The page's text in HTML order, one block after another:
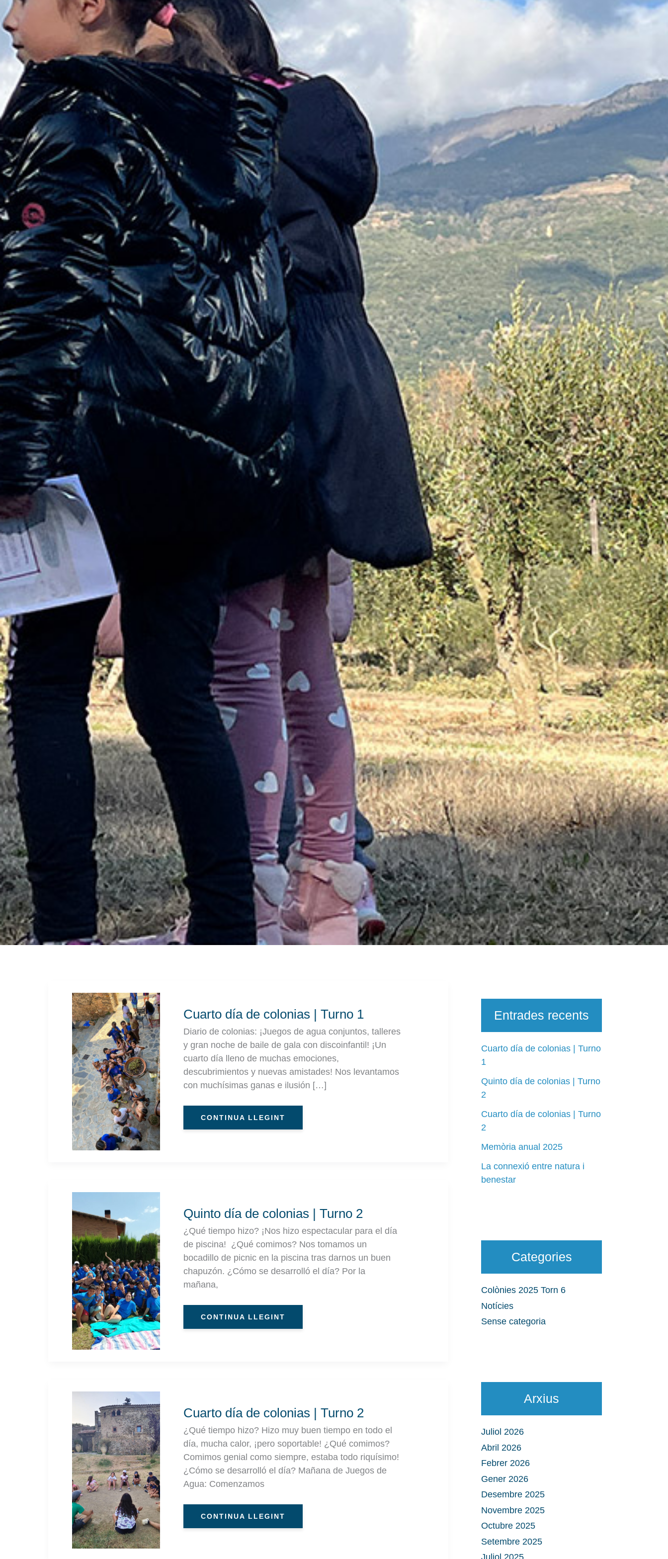
Cuarto día de colonias | Turno 1
Diario de colonias: ¡Juegos de agua conjuntos, talleres
y gran noche de baile de gala con discoinfantil! ¡Un
cuarto día lleno de muchas emociones,
descubrimientos y nuevas amistades! Nos levantamos
con muchísimas ganas e ilusión […]
|
TURNO
CONTINUA LLEGINT
Quinto día de colonias | Turno 2
¿Qué tiempo hizo? ¡Nos hizo espectacular para el día
de piscina! ¿Qué comimos? Nos tomamos un
bocadillo de picnic en la piscina tras darnos un buen
chapuzón. ¿Cómo se desarrolló el día? Por la
mañana,
|
TURNO
CONTINUA LLEGINT
Cuarto día de colonias | Turno 2
¿Qué tiempo hizo? Hizo muy buen tiempo en todo el
día, mucha calor, ¡pero soportable! ¿Qué comimos?
Comimos genial como siempre, estaba todo riquísimo!
¿Cómo se desarrolló el día? Mañana de Juegos de
Agua: Comenzamos
|
TURNO
CONTINUA LLEGINT
Entrades recents
Cuarto día de colonias | Turno
1
Quinto día de colonias | Turno
2
Cuarto día de colonias | Turno
2
Memòria anual 2025
La connexió entre natura i
benestar
Categories
Colònies 2025 Torn 6
Notícies
Sense categoria
Arxius
Juliol 2026
Abril 2026
Febrer 2026
Gener 2026
Desembre 2025
Novembre 2025
Octubre 2025
Setembre 2025